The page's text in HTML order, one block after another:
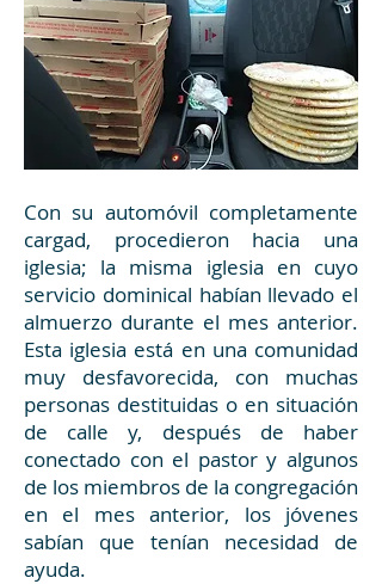
Con su automóvil completamente
cargad, procedieron hacia una
iglesia; la misma iglesia en cuyo
servicio dominical habían llevado el
almuerzo durante el mes anterior.
Esta iglesia está en una comunidad
muy desfavorecida, con muchas
personas destituidas o en situación
de calle y, después de haber
conectado con el pastor y algunos
de los miembros de la congregación
en el mes anterior, los jóvenes
sabían que tenían necesidad de
ayuda.